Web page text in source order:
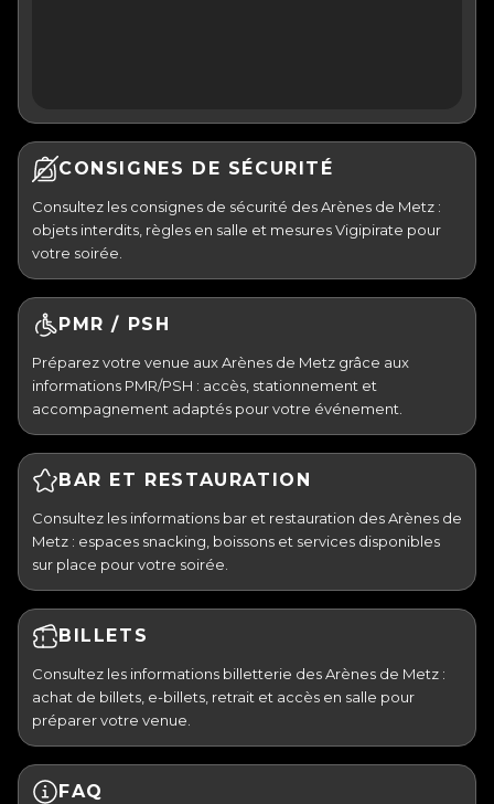
CONSIGNES DE SÉCURITÉ
Consultez les consignes de sécurité des Arènes de Metz :
objets interdits, règles en salle et mesures Vigipirate pour
votre soirée.
PMR / PSH
Préparez votre venue aux Arènes de Metz grâce aux
informations PMR/PSH : accès, stationnement et
accompagnement adaptés pour votre événement.
BAR ET RESTAURATION
Consultez les informations bar et restauration des Arènes de
Metz : espaces snacking, boissons et services disponibles
sur place pour votre soirée.
BILLETS
Consultez les informations billetterie des Arènes de Metz :
achat de billets, e-billets, retrait et accès en salle pour
préparer votre venue.
FAQ